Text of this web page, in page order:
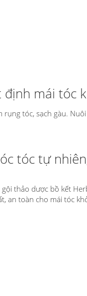
định mái tóc
tóc, sạch gàu.
tóc tự
gội thảo dược bồ kết
an toàn cho mái tóc